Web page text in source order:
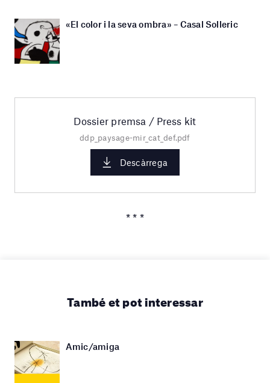
«El color i la seva ombra» – Casal Solleric
Dossier premsa / Press kit
ddp_paysage-mir_cat_def.pdf
Descàrrega
* * *
També et pot interessar
Amic/amiga